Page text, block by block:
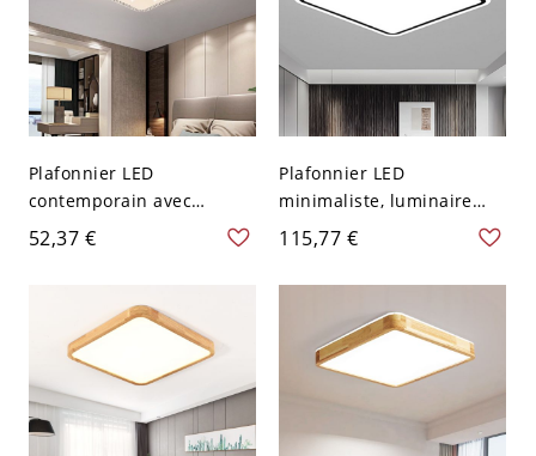
Plafonnier LED
contemporain avec
diffuseur ciel étoilé et
cadre à motif diamant -
52,37 €
Plafonnier LED
minimaliste, luminaire
géométrique extra-plat -
110 V-120 V 40,64 cm
Carré Blanc
115,77 €